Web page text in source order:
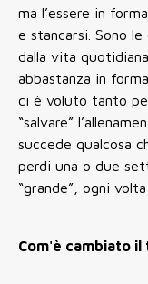
ma l’essere in
e stancarsi. Sono
dalla vita
abbastanza in
ci è voluto tanto
“salvare”
succede qualcosa
perdi una o due
“grande”, ogni
Com'è cambiato il